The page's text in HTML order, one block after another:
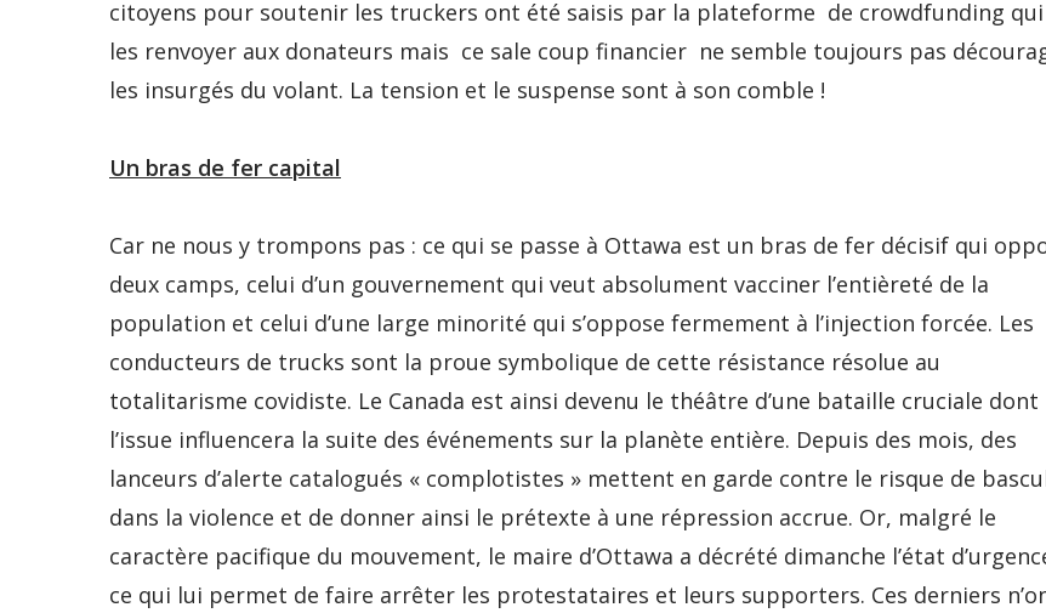
citoyens pour soutenir les truckers ont été saisis par la plateforme de crowdfunding qui
les renvoyer aux donateurs mais ce sale coup financier ne semble toujours pas
les insurgés du volant. La tension et le suspense sont à son comble !
Un bras de fer capital
Car ne nous y trompons pas : ce qui se passe à Ottawa est un bras de fer décisif qui
deux camps, celui d’un gouvernement qui veut absolument vacciner l’entièreté de la
population et celui d’une large minorité qui s’oppose fermement à l’injection forcée. Les
conducteurs de trucks sont la proue symbolique de cette résistance résolue au
totalitarisme covidiste. Le Canada est ainsi devenu le théâtre d’une bataille cruciale dont
l’issue influencera la suite des événements sur la planète entière. Depuis des mois, des
lanceurs d’alerte catalogués « complotistes » mettent en garde contre le risque de
dans la violence et de donner ainsi le prétexte à une répression accrue. Or, malgré le
caractère pacifique du mouvement, le maire d’Ottawa a décrété dimanche l’état
ce qui lui permet de faire arrêter les protestataires et leurs supporters. Ces derniers